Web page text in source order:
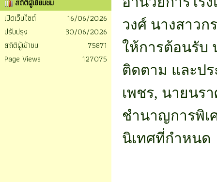
สถิติผู้เยี่ยมชม
เปิดเว็บไซต์
16/06/2026
ปรับปรุง
30/06/2026
สถิติผู้เข้าชม
75871
Page Views
127075
วงศ์ นางสาว
ให้การต้อนรับ
ติดตาม และป
เพชร, นายนร
ชำนาญการพิเ
นิเทศที่กำหนด